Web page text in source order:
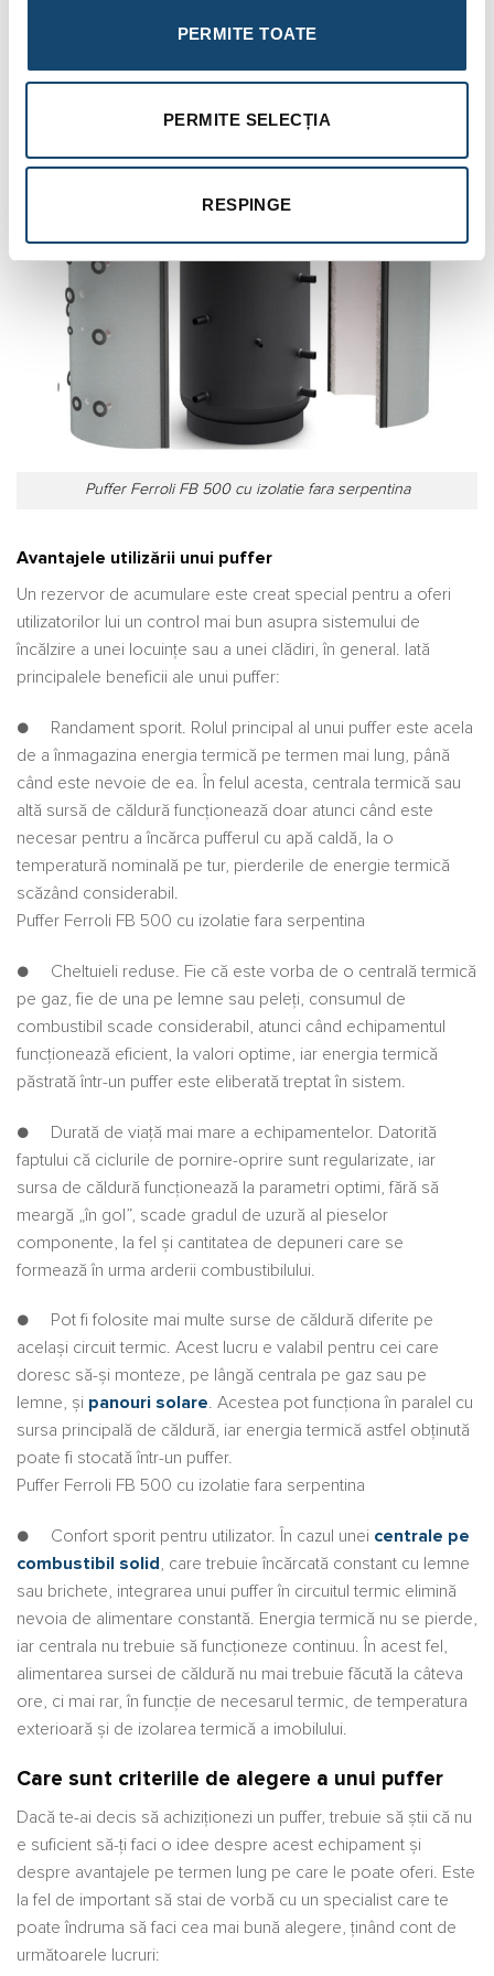
PERMITE TOATE
PERMITE SELECȚIA
RESPINGE
Puffer Ferroli FB 500 cu izolatie fara serpentina
Avantajele utilizării unui puffer
Un rezervor de acumulare este creat special pentru a oferi
utilizatorilor lui un control mai bun asupra sistemului de
încălzire a unei locuinţe sau a unei clădiri, în general. Iată
principalele beneficii ale unui puffer:
● Randament sporit. Rolul principal al unui puffer este acela
de a înmagazina energia termică pe termen mai lung, până
când este nevoie de ea. În felul acesta, centrala termică sau
altă sursă de căldură funcţionează doar atunci când este
necesar pentru a încărca pufferul cu apă caldă, la o
temperatură nominală pe tur, pierderile de energie termică
scăzând considerabil.
Puffer Ferroli FB 500 cu izolatie fara serpentina
● Cheltuieli reduse. Fie că este vorba de o centrală termică
pe gaz, fie de una pe lemne sau peleţi, consumul de
combustibil scade considerabil, atunci când echipamentul
funcţionează eficient, la valori optime, iar energia termică
păstrată într-un puffer este eliberată treptat în sistem.
● Durată de viaţă mai mare a echipamentelor. Datorită
faptului că ciclurile de pornire-oprire sunt regularizate, iar
sursa de căldură funcţionează la parametri optimi, fără să
meargă „în gol”, scade gradul de uzură al pieselor
componente, la fel şi cantitatea de depuneri care se
formează în urma arderii combustibilului.
● Pot fi folosite mai multe surse de căldură diferite pe
acelaşi circuit termic. Acest lucru e valabil pentru cei care
doresc să-şi monteze, pe lângă centrala pe gaz sau pe
lemne, şi panouri solare. Acestea pot funcţiona în paralel cu
sursa principală de căldură, iar energia termică astfel obţinută
poate fi stocată într-un puffer.
Puffer Ferroli FB 500 cu izolatie fara serpentina
● Confort sporit pentru utilizator. În cazul unei centrale pe
combustibil solid
, care trebuie încărcată constant cu lemne
sau brichete, integrarea unui puffer în circuitul termic elimină
nevoia de alimentare constantă. Energia termică nu se pierde,
iar centrala nu trebuie să funcţioneze continuu. În acest fel,
alimentarea sursei de căldură nu mai trebuie făcută la câteva
ore, ci mai rar, în funcţie de necesarul termic, de temperatura
exterioară şi de izolarea termică a imobilului.
Care sunt criteriile de alegere a unui puffer
Dacă te-ai decis să achiziţionezi un puffer, trebuie să ştii că nu
e suficient să-ţi faci o idee despre acest echipament şi
despre avantajele pe termen lung pe care le poate oferi. Este
la fel de important să stai de vorbă cu un specialist care te
poate îndruma să faci cea mai bună alegere, ţinând cont de
următoarele lucruri: